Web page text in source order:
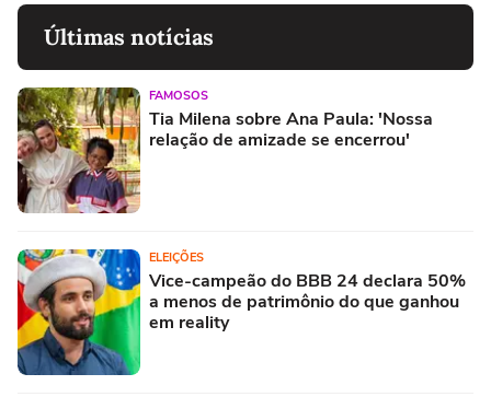
Últimas notícias
FAMOSOS
Tia Milena sobre Ana Paula: 'Nossa
relação de amizade se encerrou'
ELEIÇÕES
Vice-campeão do BBB 24 declara 50%
a menos de patrimônio do que ganhou
em reality